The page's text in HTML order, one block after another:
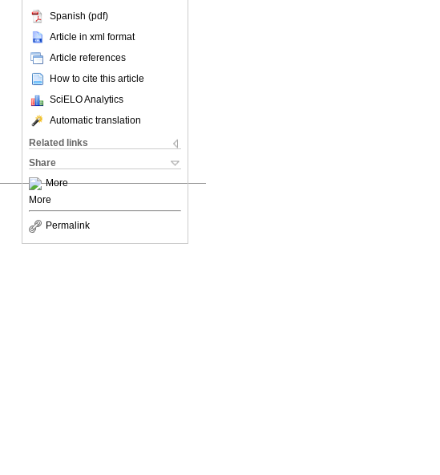
Spanish (pdf)
Article in xml format
Article references
How to cite this article
SciELO Analytics
Automatic translation
Related links
Share
More
More
Permalink